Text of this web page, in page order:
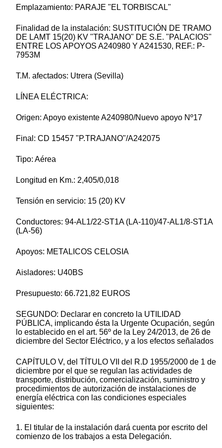
Emplazamiento: PARAJE "EL TORBISCAL"
Finalidad de la instalación: SUSTITUCIÓN DE TRAMO
DE LAMT 15(20) KV "TRAJANO" DE S.E. "PALACIOS"
ENTRE LOS APOYOS A240980 Y A241530, REF.: P-
7953M
T.M. afectados: Utrera (Sevilla)
LÍNEA ELÉCTRICA:
Origen: Apoyo existente A240980/Nuevo apoyo Nº17
Final: CD 15457 "P.TRAJANO"/A242075
Tipo: Aérea
Longitud en Km.: 2,405/0,018
Tensión en servicio: 15 (20) KV
Conductores: 94-AL1/22-ST1A (LA-110)/47-AL1/8-ST1A
(LA-56)
Apoyos: METALICOS CELOSIA
Aisladores: U40BS
Presupuesto: 66.721,82 EUROS
SEGUNDO: Declarar en concreto la UTILIDAD
PÚBLICA, implicando ésta la Urgente Ocupación, según
lo establecido en el art. 56º de la Ley 24/2013, de 26 de
diciembre del Sector Eléctrico, y a los efectos señalados
CAPÍTULO V, del TÍTULO VII del R.D 1955/2000 de 1 de
diciembre por el que se regulan las actividades de
transporte, distribución, comercialización, suministro y
procedimientos de autorización de instalaciones de
energía eléctrica con las condiciones especiales
siguientes:
1. El titular de la instalación dará cuenta por escrito del
comienzo de los trabajos a esta Delegación.